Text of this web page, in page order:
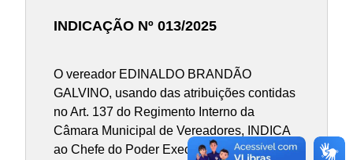
INDICAÇÃO Nº 013/2025
O vereador EDINALDO BRANDÃO
GALVINO, usando das atribuições contidas
no Art. 137 do Regimento Interno da
Câmara Municipal de Vereadores, INDICA
ao Chefe do Poder Executivo Municipal,